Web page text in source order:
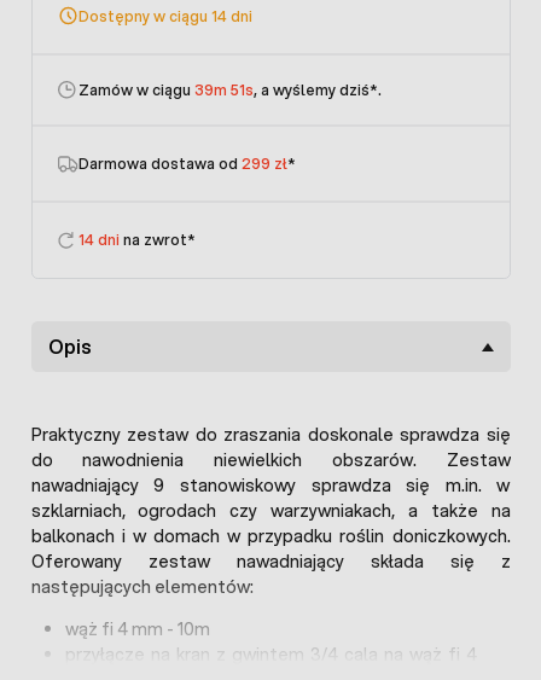
Dostępny w ciągu 14 dni
Zamów w ciągu 39m 51s, a wyślemy dziś*.
Darmowa dostawa od 299 zł*
14 dni na zwrot*
Opis
Praktyczny zestaw do zraszania doskonale sprawdza się
do nawodnienia niewielkich obszarów. Zestaw
nawadniający 9 stanowiskowy sprawdza się m.in. w
szklarniach, ogrodach czy warzywniakach, a także na
balkonach i w domach w przypadku roślin doniczkowych.
Oferowany zestaw nawadniający składa się z
następujących elementów:
wąż fi 4 mm - 10m
przyłącze na kran z gwintem 3/4 cala na wąż fi 4